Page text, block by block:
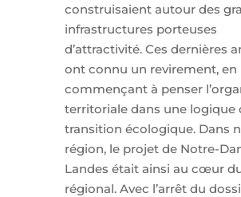
construisaient autour des
infrastructures porteuses
d’attractivité. Ces dernières
ont connu un revirement, en
commençant à penser
territoriale dans une logique
transition écologique. Dans
région, le projet de Notre-
Landes était ainsi au cœur
régional. Avec l’arrêt du